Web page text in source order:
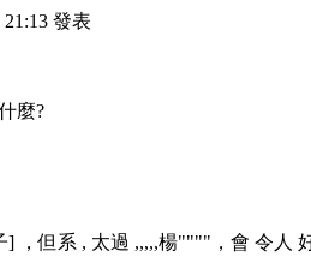
21:13 發表
麼?
] ，但系 , 太過 ,,,,,楊"""" ，會 令人